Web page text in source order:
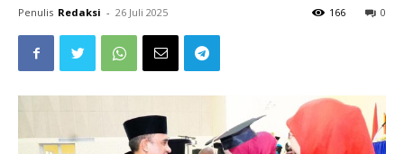
Penulis Redaksi - 26 Juli 2025 0
166